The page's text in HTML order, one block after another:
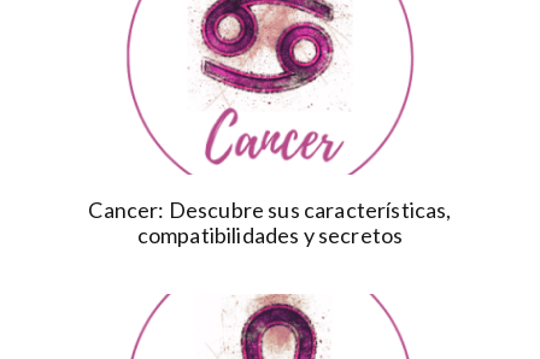
Cancer: Descubre sus características,
compatibilidades y secretos